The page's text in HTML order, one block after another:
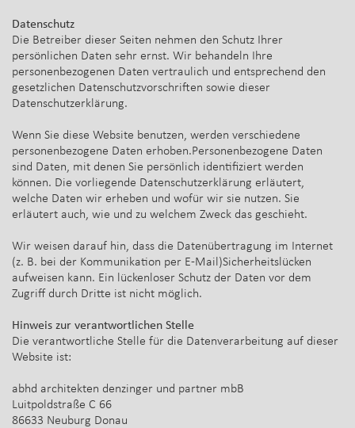
Datenschutz
Die Betreiber dieser Seiten nehmen den Schutz Ihrer
persönlichen Daten sehr ernst. Wir behandeln Ihre
personenbezogenen Daten vertraulich und entsprechend den
gesetzlichen Datenschutzvorschriften sowie dieser
Datenschutzerklärung.
Wenn Sie diese Website benutzen, werden verschiedene
personenbezogene Daten erhoben.Personenbezogene Daten
sind Daten, mit denen Sie persönlich identifiziert werden
können. Die vorliegende Datenschutzerklärung erläutert,
welche Daten wir erheben und wofür wir sie nutzen. Sie
erläutert auch, wie und zu welchem Zweck das geschieht.
Wir weisen darauf hin, dass die Datenübertragung im Internet
(z. B. bei der Kommunikation per E-Mail)Sicherheitslücken
aufweisen kann. Ein lückenloser Schutz der Daten vor dem
Zugriff durch Dritte ist nicht möglich.
Hinweis zur verantwortlichen Stelle
Die verantwortliche Stelle für die Datenverarbeitung auf dieser
Website ist:
abhd architekten denzinger und partner mbB
Luitpoldstraße C 66
86633 Neuburg Donau